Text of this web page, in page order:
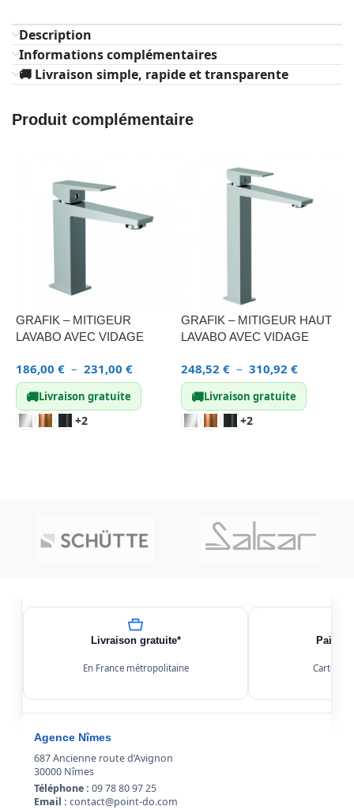
Description
Informations complémentaires
🚚 Livraison simple, rapide et transparente
Produit complémentaire
GRAFIK – MITIGEUR
LAVABO AVEC VIDAGE
186,00 € – 231,00 €
🚚Livraison gratuite
+2
GRAFIK – MITIGEUR HAUT
LAVABO AVEC VIDAGE
248,52 € – 310,92 €
🚚Livraison gratuite
+2
Livraison gratuite*
En France métropolitaine Carte,
Agence Nîmes
687 Ancienne route d’Avignon
30000 Nîmes
Téléphone : 09 78 80 97 25
Email : contact@point-do.com